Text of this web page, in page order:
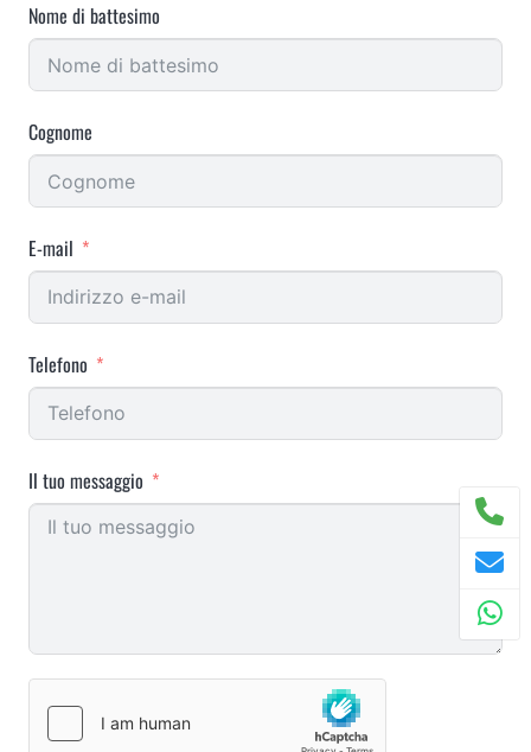
Nome di battesimo
Cognome
E-mail
Telefono
Il tuo messaggio